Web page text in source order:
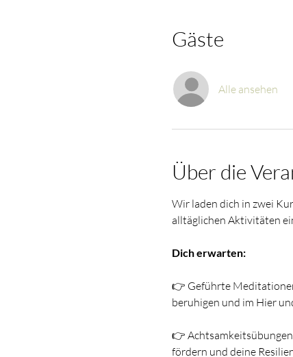
Gäste
Alle ansehen
Über die
Wir laden dich in zwei
alltäglichen Aktivitäten
Dich erwarten:
👉 Geführte
beruhigen und im Hier
👉 Achtsamkeitsübungen
fördern und deine